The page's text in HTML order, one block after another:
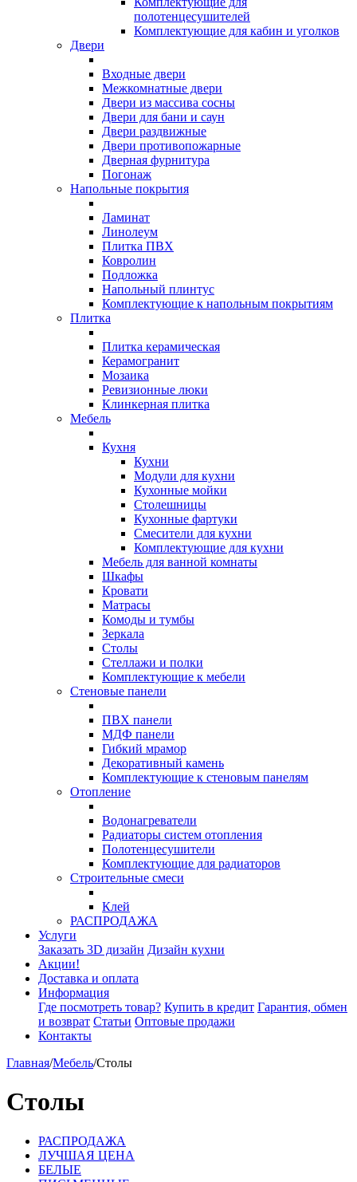
полотенцесушителей
Комплектующие для кабин и уголков
Двери
Входные двери
Межкомнатные двери
Двери из массива сосны
Двери для бани и саун
Двери раздвижные
Двери противопожарные
Дверная фурнитура
Погонаж
Напольные покрытия
Ламинат
Линолеум
Плитка ПВХ
Ковролин
Подложка
Напольный плинтус
Комплектующие к напольным покрытиям
Плитка
Плитка керамическая
Керамогранит
Мозаика
Ревизионные люки
Клинкерная плитка
Мебель
Кухня
Кухни
Модули для кухни
Кухонные мойки
Столешницы
Кухонные фартуки
Смесители для кухни
Комплектующие для кухни
Мебель для ванной комнаты
Шкафы
Кровати
Матрасы
Комоды и тумбы
Зеркала
Столы
Стеллажи и полки
Комплектующие к мебели
Стеновые панели
ПВХ панели
МДФ панели
Гибкий мрамор
Декоративный камень
Комплектующие к стеновым панелям
Отопление
Водонагреватели
Радиаторы систем отопления
Полотенцесушители
Комплектующие для радиаторов
Строительные смеси
Клей
РАСПРОДАЖА
Услуги
Заказать 3D дизайн Дизайн кухни
Акции!
Доставка и оплата
Информация
Где посмотреть товар? Купить в кредит Гарантия, обмен
и возврат Статьи Оптовые продажи
Контакты
Главная/Мебель/Столы
Столы
РАСПРОДАЖА
ЛУЧШАЯ ЦЕНА
БЕЛЫЕ